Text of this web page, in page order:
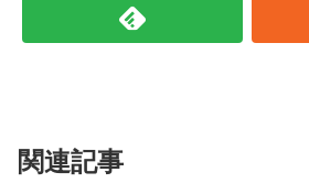
関連記事